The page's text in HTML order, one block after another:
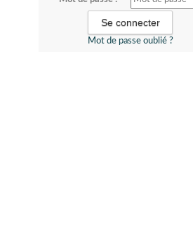
Mot de passe oublié ?